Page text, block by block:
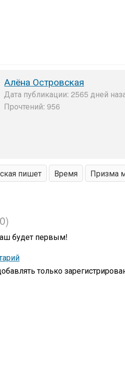
Алёна Островская
Дата публикации: 2565 дней
Прочтений: 956
пишет Время Призма
будет первым!
только